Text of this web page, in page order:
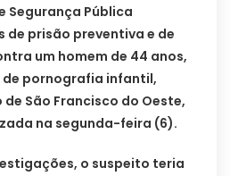
Segurança Pública
de prisão preventiva e de
um homem de 44 anos,
pornografia infantil,
São Francisco do Oeste,
na segunda-feira (6).
o suspeito teria